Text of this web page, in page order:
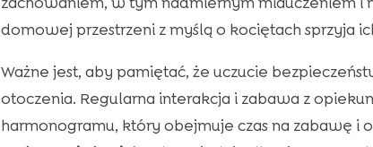
domowej przestrzeni z myślą o kociętach sprzyja
Ważne jest, aby pamiętać, że uczucie
otoczenia. Regularna interakcja i zabawa z
harmonogramu, który obejmuje czas na zabawę i